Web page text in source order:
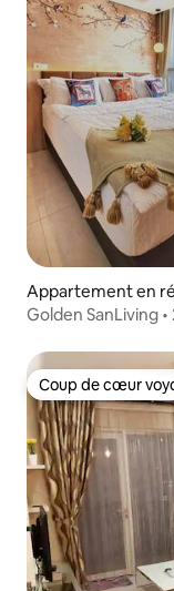
Appartement en
Golden SanLiving
Coup de cœur
Coup de cœur